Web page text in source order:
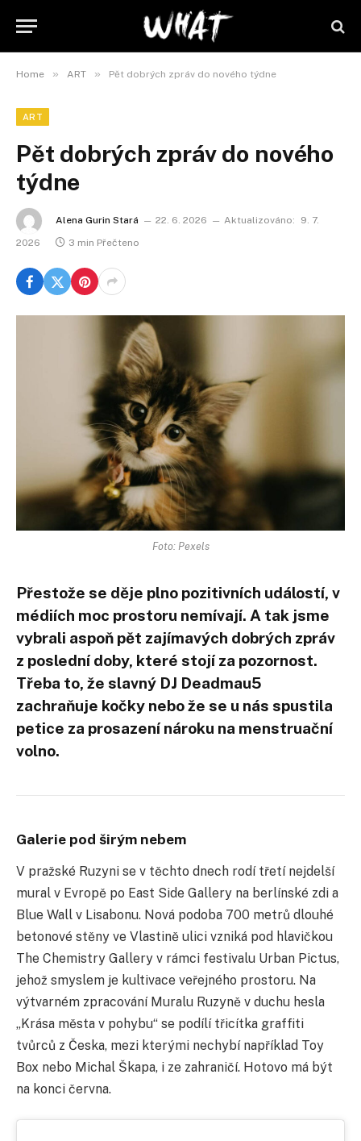
Home » ART » Pět dobrých zpráv do nového týdne
ART
Pět dobrých zpráv do nového
týdne
Alena Gurin Stará 22. 6. 2026 Aktualizováno:
9. 7.
2026
3 min Přečteno
Foto: Pexels
Přestože se děje plno pozitivních událostí, v
médiích moc prostoru nemívají. A tak jsme
vybrali aspoň pět zajímavých dobrých zpráv
z poslední doby, které stojí za pozornost.
Třeba to, že slavný DJ Deadmau5
zachraňuje kočky nebo že se u nás spustila
petice za prosazení nároku na menstruační
volno.
Galerie pod širým nebem
V pražské Ruzyni se v těchto dnech rodí třetí nejdelší
mural v Evropě po East Side Gallery na berlínské zdi a
Blue Wall v Lisabonu. Nová podoba 700 metrů dlouhé
betonové stěny ve Vlastině ulici vzniká pod hlavičkou
The Chemistry Gallery v rámci festivalu Urban Pictus,
jehož smyslem je kultivace veřejného prostoru. Na
výtvarném zpracování Muralu Ruzyně v duchu hesla
„Krása města v pohybu“ se podílí třicítka graffiti
tvůrců z Česka, mezi kterými nechybí například Toy
Box nebo Michal Škapa, i ze zahraničí. Hotovo má být
na konci června.